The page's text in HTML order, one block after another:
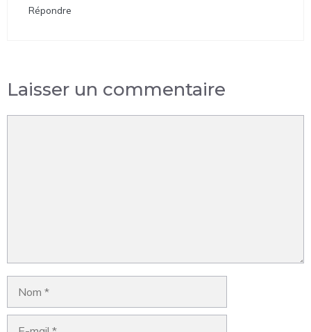
Répondre
Laisser un commentaire